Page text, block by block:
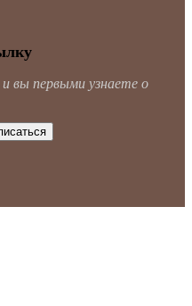
вы первыми узнаете о